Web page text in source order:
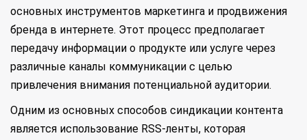
основных инструментов маркетинга и продвижения
бренда в интернете. Этот процесс предполагает
передачу информации о продукте или услуге через
различные каналы коммуникации с целью
привлечения внимания потенциальной аудитории.
Одним из основных способов синдикации контента
является использование RSS-ленты, которая